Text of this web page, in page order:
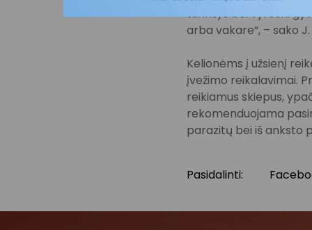
turintys bei vyresni
arba vakare“, – sako
Kelionėms į užsienį
įvežimo reikalavimai.
reikiamus skiepus,
rekomenduojama
parazitų bei iš anksto
Pasidalinti: